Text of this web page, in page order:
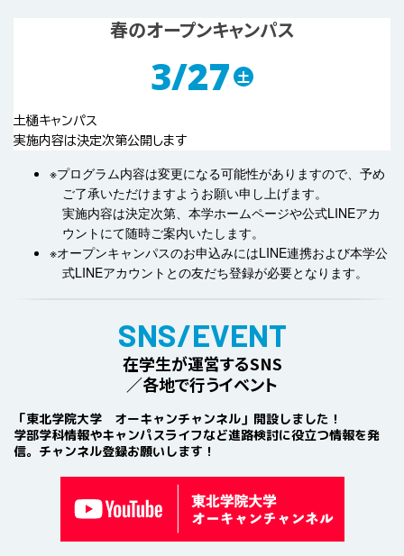
春のオープンキャンパス
3/27 土
土樋キャンパス
実施内容は決定次第公開します
※プログラム内容は変更になる可能性がありますので、予め
ご了承いただけますようお願い申し上げます。
実施内容は決定次第、本学ホームページや公式LINEアカ
ウントにて随時ご案内いたします。
※オープンキャンパスのお申込みにはLINE連携および本学公
式LINEアカウントとの友だち登録が必要となります。
SNS/EVENT
在学生が運営するSNS
／各地で行うイベント
「東北学院大学 オーキャンチャンネル」開設しました！
学部学科情報やキャンパスライフなど進路検討に役立つ情報を発
信。チャンネル登録お願いします！